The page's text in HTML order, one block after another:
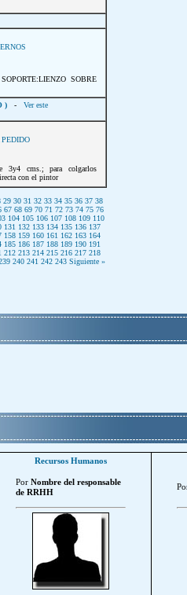
SOBRE
)
- Ver este
3y4 cms.; para colgarlos
con el pintor
29 30 31 32 33 34 35 36 37 38
67 68 69 70 71 72 73 74 75 76
104 105 106 107 108 109 110
131 132 133 134 135 136 137
158 159 160 161 162 163 164
185 186 187 188 189 190 191
212 213 214 215 216 217 218
240 241 242 243 Siguiente »
Recursos Humanos
Por Nombre del responsable
de RRHH